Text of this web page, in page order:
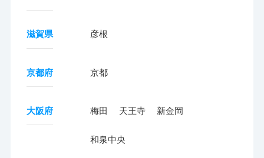
滋賀県 彦根
京都府 京都
大阪府 梅田 天王寺 新金岡
和泉中央